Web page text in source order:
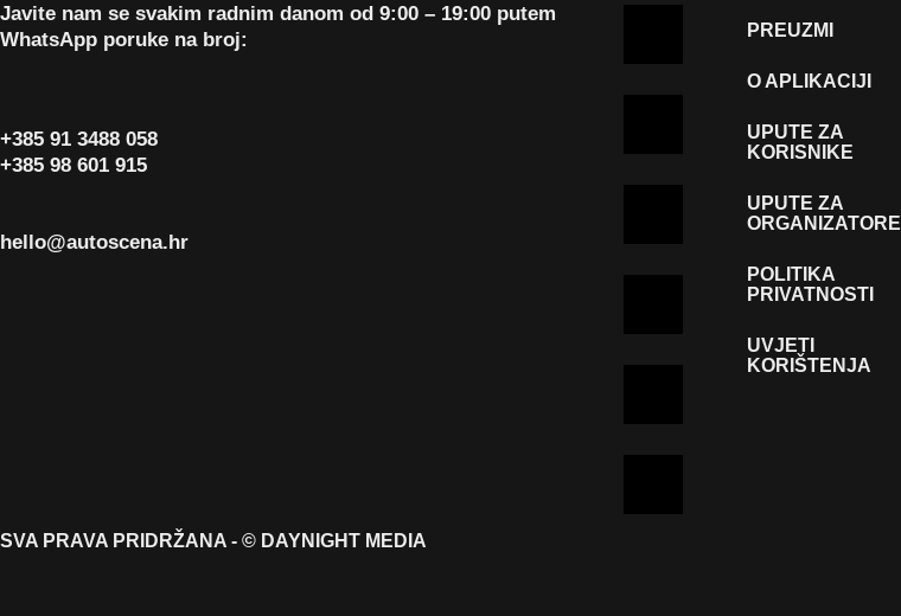
Javite nam se svakim radnim danom od 9:00 – 19:00 putem
WhatsApp poruke na broj:
+385 91 3488 058
+385 98 601 915
hello@autoscena.hr
PREUZMI
O APLIKACIJI
UPUTE ZA
KORISNIKE
UPUTE ZA
ORGANIZATORE
POLITIKA
PRIVATNOSTI
UVJETI
KORIŠTENJA
SVA PRAVA PRIDRŽANA - © DAYNIGHT MEDIA